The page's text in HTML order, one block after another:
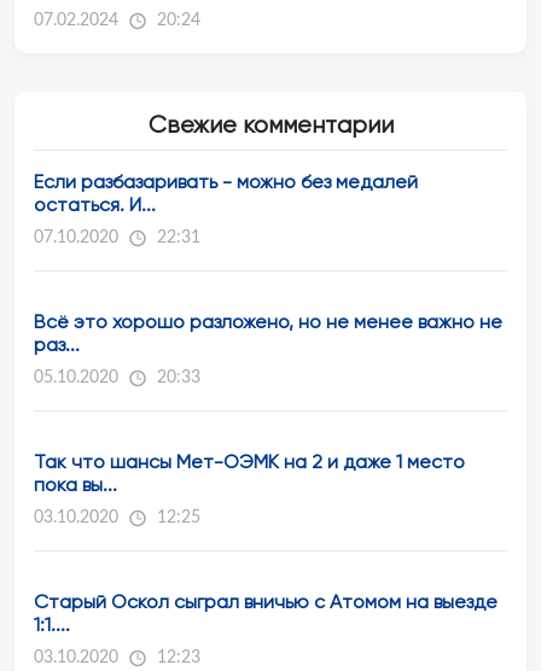
07.02.2024 20:24
Свежие комментарии
Если разбазаривать - можно без медалей
остаться. И...
07.10.2020 22:31
Всё это хорошо разложено, но не менее важно не
раз...
05.10.2020 20:33
Так что шансы Мет-ОЭМК на 2 и даже 1 место
пока вы...
03.10.2020 12:25
Старый Оскол сыграл вничью с Атомом на выезде
1:1....
03.10.2020 12:23